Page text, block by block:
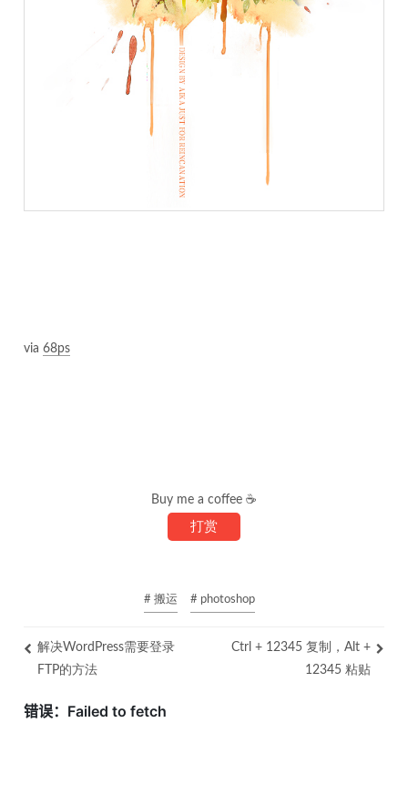
via 68ps
Buy me a coffee ☕
打赏
# 搬运 # photoshop
解决WordPress需要登录
FTP的方法
Ctrl + 12345 复制，Alt +
12345 粘贴